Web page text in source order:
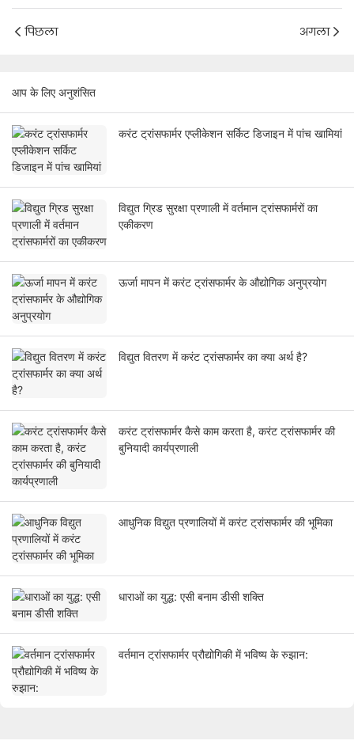
पिछला अगला
आप के लिए अनुशंसित
करंट ट्रांसफार्मर एप्लीकेशन सर्किट डिजाइन में पांच खामियां
विद्युत ग्रिड सुरक्षा प्रणाली में वर्तमान ट्रांसफार्मरों का
एकीकरण
ऊर्जा मापन में करंट ट्रांसफार्मर के औद्योगिक अनुप्रयोग
विद्युत वितरण में करंट ट्रांसफार्मर का क्या अर्थ है?
करंट ट्रांसफार्मर कैसे काम करता है, करंट ट्रांसफार्मर की
बुनियादी कार्यप्रणाली
आधुनिक विद्युत प्रणालियों में करंट ट्रांसफार्मर की भूमिका
धाराओं का युद्ध: एसी बनाम डीसी शक्ति
वर्तमान ट्रांसफार्मर प्रौद्योगिकी में भविष्य के रुझान: